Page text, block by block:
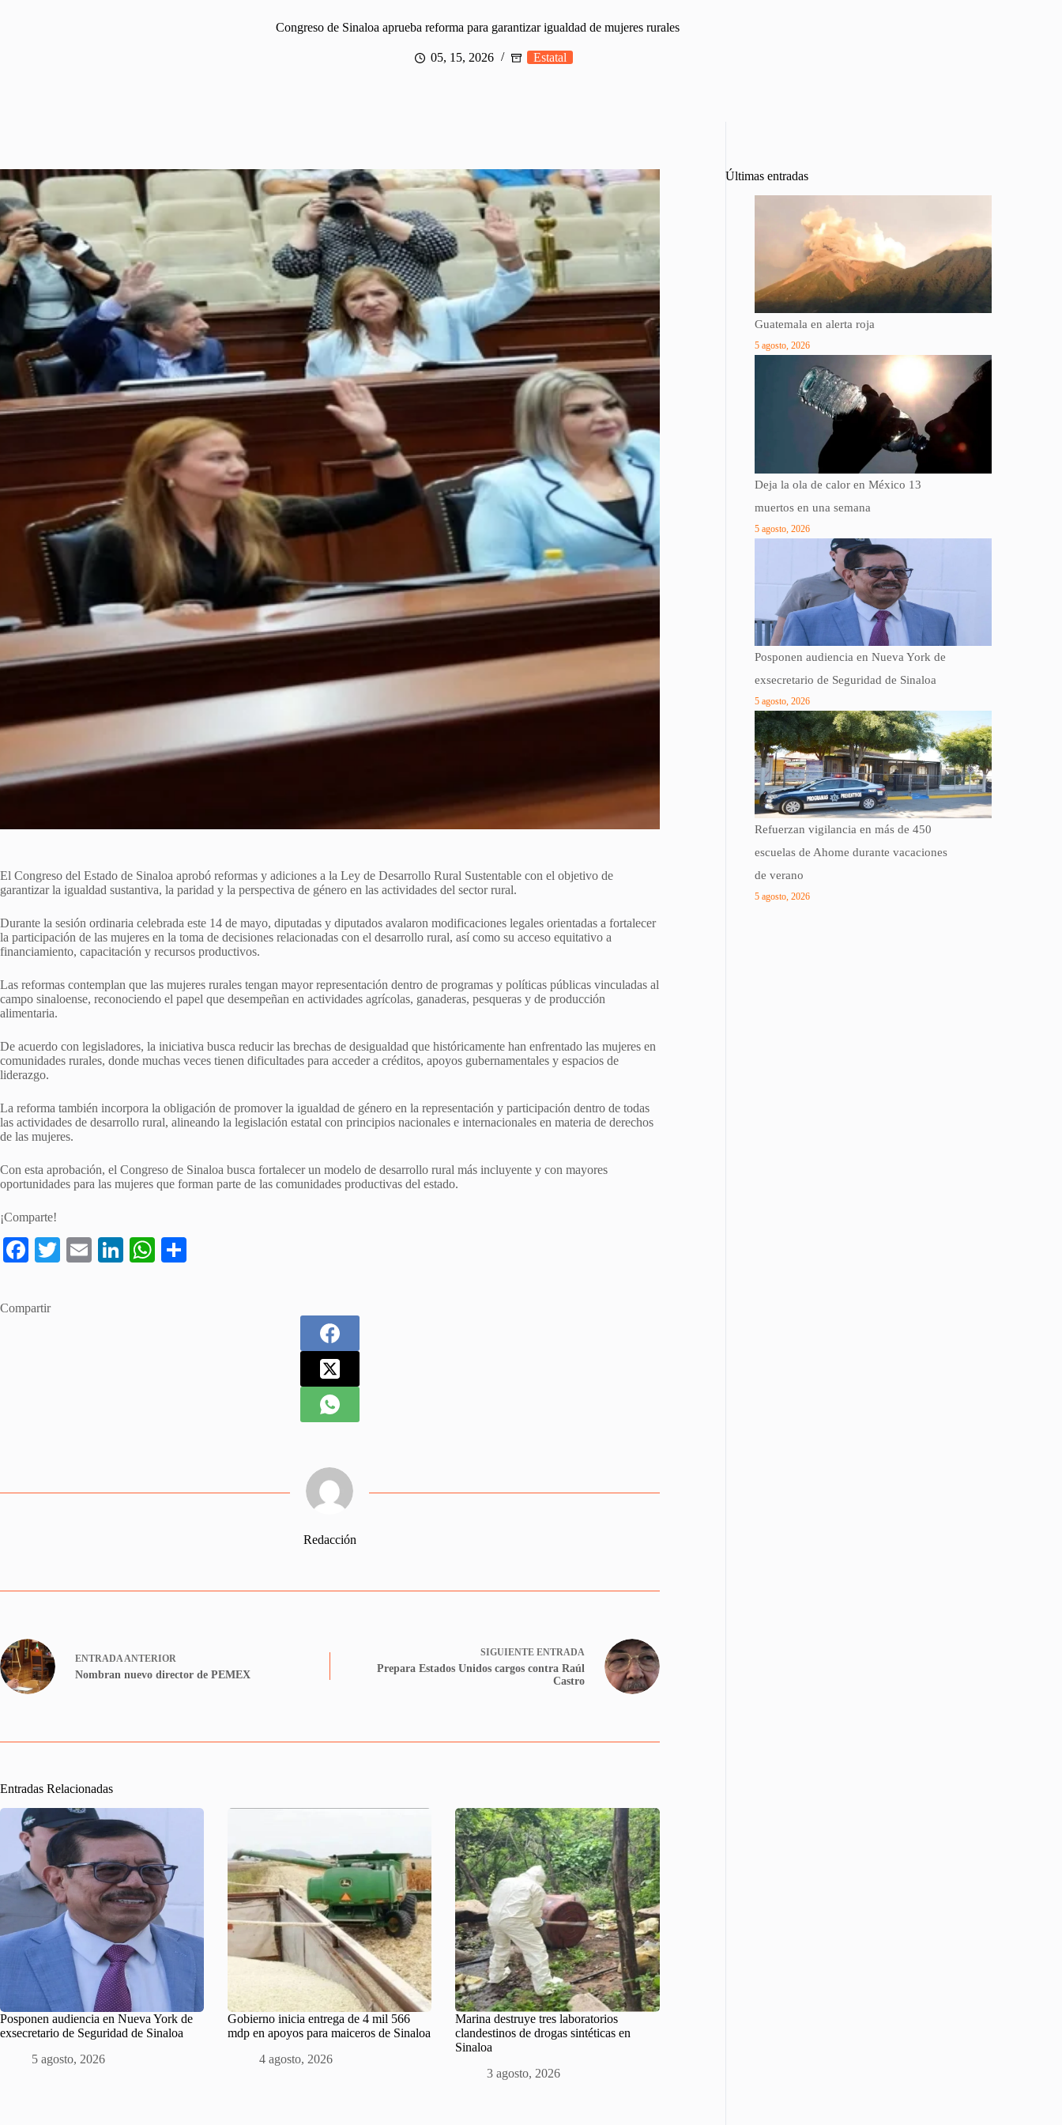
Congreso de Sinaloa aprueba reforma para garantizar igualdad de mujeres rurales
05, 15, 2026 Estatal
El Congreso del Estado de Sinaloa aprobó reformas y adiciones a la Ley de Desarrollo Rural Sustentable con el objetivo de
garantizar la igualdad sustantiva, la paridad y la perspectiva de género en las actividades del sector rural.
Durante la sesión ordinaria celebrada este 14 de mayo, diputadas y diputados avalaron modificaciones legales orientadas a fortalecer
la participación de las mujeres en la toma de decisiones relacionadas con el desarrollo rural, así como su acceso equitativo a
financiamiento, capacitación y recursos productivos.
Las reformas contemplan que las mujeres rurales tengan mayor representación dentro de programas y políticas públicas vinculadas al
campo sinaloense, reconociendo el papel que desempeñan en actividades agrícolas, ganaderas, pesqueras y de producción
alimentaria.
De acuerdo con legisladores, la iniciativa busca reducir las brechas de desigualdad que históricamente han enfrentado las mujeres en
comunidades rurales, donde muchas veces tienen dificultades para acceder a créditos, apoyos gubernamentales y espacios de
liderazgo.
La reforma también incorpora la obligación de promover la igualdad de género en la representación y participación dentro de todas
las actividades de desarrollo rural, alineando la legislación estatal con principios nacionales e internacionales en materia de derechos
de las mujeres.
Con esta aprobación, el Congreso de Sinaloa busca fortalecer un modelo de desarrollo rural más incluyente y con mayores
oportunidades para las mujeres que forman parte de las comunidades productivas del estado.
¡Comparte!
Fa
bo
T
E
Li
W
Compartir
Redacción
ENTRADAANTERIOR
Nombran nuevo director de PEMEX
SIGUIENTE ENTRADA
Prepara Estados Unidos cargos contra Raúl
Castro
Entradas Relacionadas
Posponen audiencia en Nueva York de
exsecretario de Seguridad de Sinaloa
5 agosto, 2026
Gobierno inicia entrega de 4 mil 566
mdp en apoyos para maiceros de Sinaloa
4 agosto, 2026
Marina destruye tres laboratorios
clandestinos de drogas sintéticas en
Sinaloa
3 agosto, 2026
Últimas entradas
Guatemala en alerta roja
5 agosto, 2026
Deja la ola de calor en México 13
muertos en una semana
5 agosto, 2026
Posponen audiencia en Nueva York de
exsecretario de Seguridad de Sinaloa
5 agosto, 2026
Refuerzan vigilancia en más de 450
escuelas de Ahome durante vacaciones
de verano
5 agosto, 2026